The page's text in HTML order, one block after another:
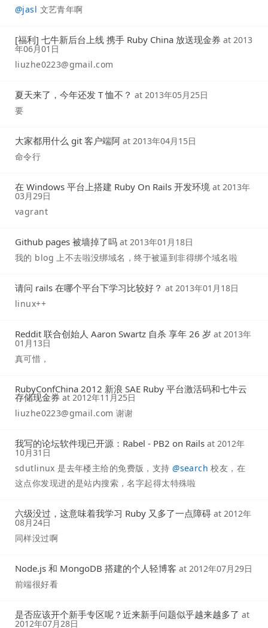
@jasl 文艺青年啊
[福利] 七牛新后台上线 携手 Ruby China 放送现金券 at 2013
年06月01日
liuzhe0223@gmail.com
夏天来了，今年还发 T 恤不？ at 2013年05月25日
要
大家都用什么 git 客户端阿 at 2013年04月15日
命令行
在 Windows 平台上搭建 Ruby On Rails 开发环境 at 2013年
03月29日
vagrant
Github pages 被墙掉了吗 at 2013年01月18日
我的 blog 上不去啦没绑域名，终于被逼到非得绑个域名啦
请问 rails 在哪个平台下学习比较好？ at 2013年01月18日
linux++
Reddit 联合创始人 Aaron Swartz 自杀 享年 26 岁 at 2013年
01月13日
真可惜，
RubyConfChina 2012 新浪 SAE Ruby 平台激活码和七牛云
存储现金券 at 2012年11月25日
liuzhe0223@gmail.com 谢谢
我写的论坛软件现已开源：Rabel - PB2 on Rails at 2012年
10月31日
sdutlinux 是去年楼主给的免费版，支持@search 校友，在
这点你发现进的是站内搜索，名字起得太特殊啦
六级没过，这意味着我学习 Ruby 又多了一点障碍 at 2012年
08月24日
同样没过啊
Node.js 和 MongoDB 搭建的个人轻博客 at 2012年07月29日
前端很好看
是否应该开个新手专区呢？近来新手问题似乎越来越多了 at
2012年07月28日